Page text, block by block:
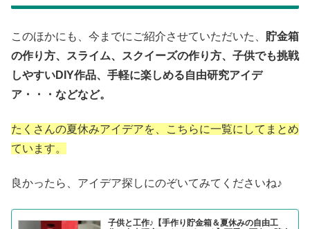
このほかにも、今までにご紹介させていただいた、 貯金箱
の作り方、スライム、スクイーズの作り方、子供でも挑戦
しやすいDIY作品、手軽に楽しめる自由研究アイデ
ア・・・などなど。
たくさんの夏休みアイデアを、こちらに一覧にしてまとめ
ています。
良かったら、アイデア探しにのぞいてみてくださいね♪
子供と工作♪【手作り貯金箱＆夏休みの自由工